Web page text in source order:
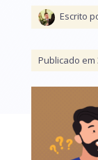
Escrito
Publicado em